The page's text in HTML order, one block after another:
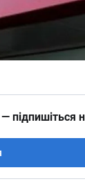
підпишіться